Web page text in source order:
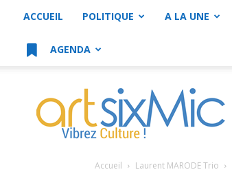
ACCUEIL POLITIQUE A LA UNE
AGENDA
artsixMic
Accueil Laurent MARODE Trio